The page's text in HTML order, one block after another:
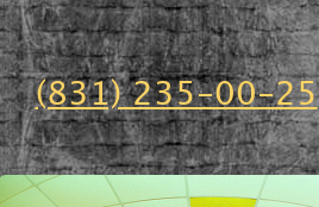
(831) 235-00-25